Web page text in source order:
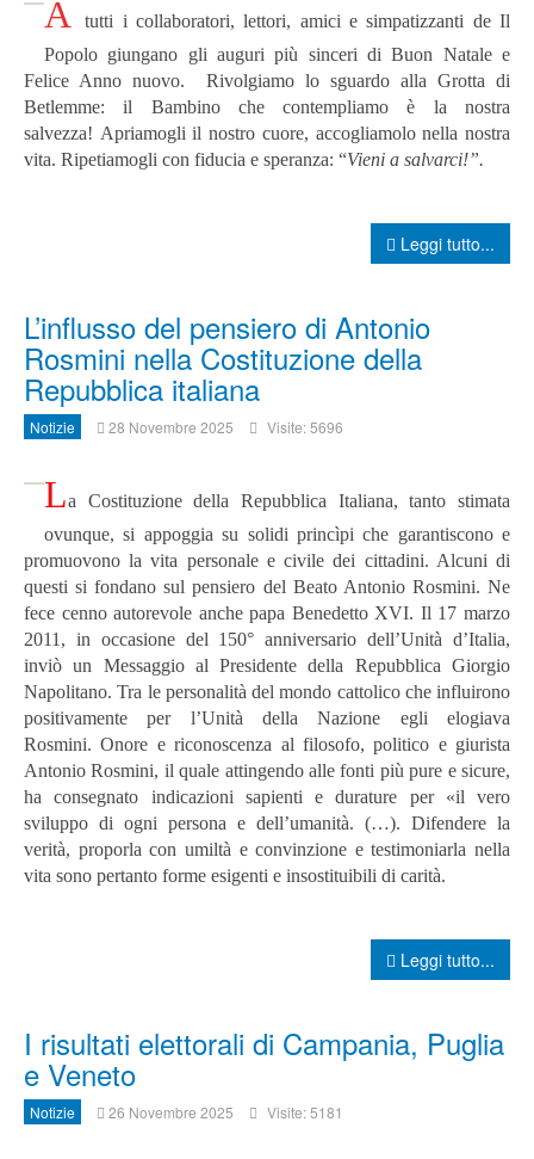
Atutti i collaboratori, lettori, amici e simpatizzanti de Il
Popolo giungano gli auguri più sinceri di Buon Natale e
Felice Anno nuovo. Rivolgiamo lo sguardo alla Grotta di
Betlemme: il Bambino che contempliamo è la nostra
salvezza! Apriamogli il nostro cuore, accogliamolo nella nostra
vita. Ripetiamogli con fiducia e speranza: “Vieni a salvarci!”.
Leggi tutto...
L’influsso del pensiero di Antonio
Rosmini nella Costituzione della
Repubblica italiana
Notizie 28 Novembre 2025 Visite: 5696
La Costituzione della Repubblica Italiana, tanto stimata
ovunque, si appoggia su solidi princìpi che garantiscono e
promuovono la vita personale e civile dei cittadini. Alcuni di
questi si fondano sul pensiero del Beato Antonio Rosmini. Ne
fece cenno autorevole anche papa Benedetto XVI. Il 17 marzo
2011, in occasione del 150° anniversario dell’Unità d’Italia,
inviò un Messaggio al Presidente della Repubblica Giorgio
Napolitano. Tra le personalità del mondo cattolico che influirono
positivamente per l’Unità della Nazione egli elogiava
Rosmini.Onore e riconoscenza al filosofo, politico e giurista
Antonio Rosmini, il quale attingendo alle fonti più pure e sicure,
ha consegnato indicazioni sapienti e durature per «il vero
sviluppo di ogni persona e dell’umanità. (…). Difendere la
verità, proporla con umiltà e convinzione e testimoniarla nella
vita sono pertanto forme esigenti e insostituibili di carità.
Leggi tutto...
I risultati elettorali di Campania, Puglia
e Veneto
Notizie 26 Novembre 2025 Visite: 5181